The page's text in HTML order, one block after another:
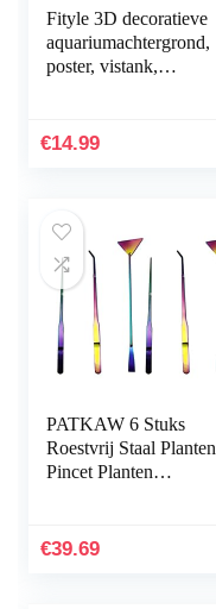
Fityle 3D decoratieve
aquariumachtergrond,
poster, vistank,
zelfklevend,
€14.99
PATKAW 6 Stuks
Roestvrij Staal Planten
Pincet Planten
Hulpmiddelen Instellen
€39.69